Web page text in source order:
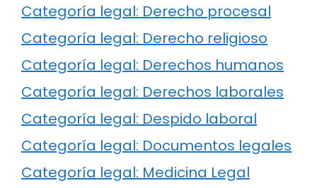
Categoría legal: Derecho procesal
Categoría legal: Derecho religioso
Categoría legal: Derechos humanos
Categoría legal: Derechos laborales
Categoría legal: Despido laboral
Categoría legal: Documentos legales
Categoría legal: Medicina Legal